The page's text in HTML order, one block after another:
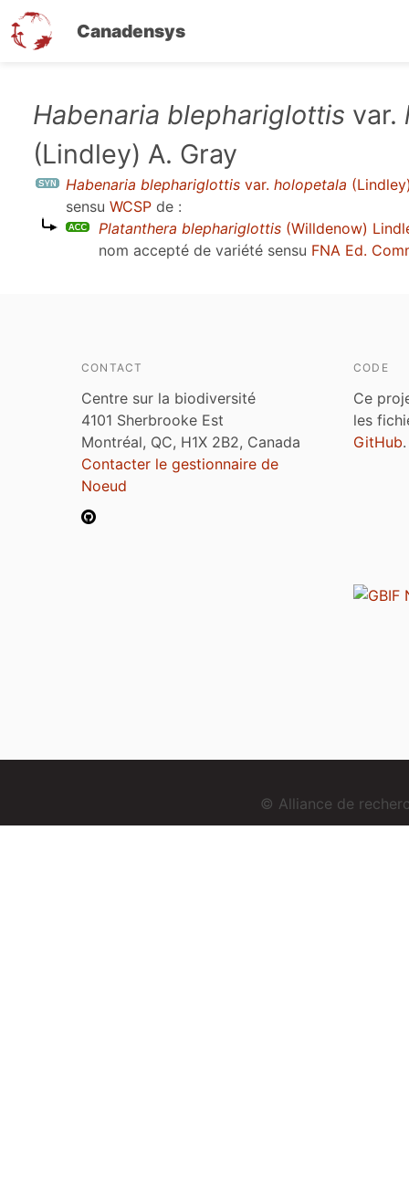
Canadensys
contenu
principal
Habenaria blephariglottis var.
(Lindley) A. Gray
Habenaria blephariglottis var. holopetala
sensu WCSP de :
Platanthera blephariglottis (Willdenow)
nom accepté de variété sensu FNA Ed.
CONTACT
Centre sur la biodiversité
4101 Sherbrooke Est
Montréal, QC, H1X 2B2, Canada
Contacter le gestionnaire de
Noeud
CODE
Ce
les
GitHub.
© Alliance de